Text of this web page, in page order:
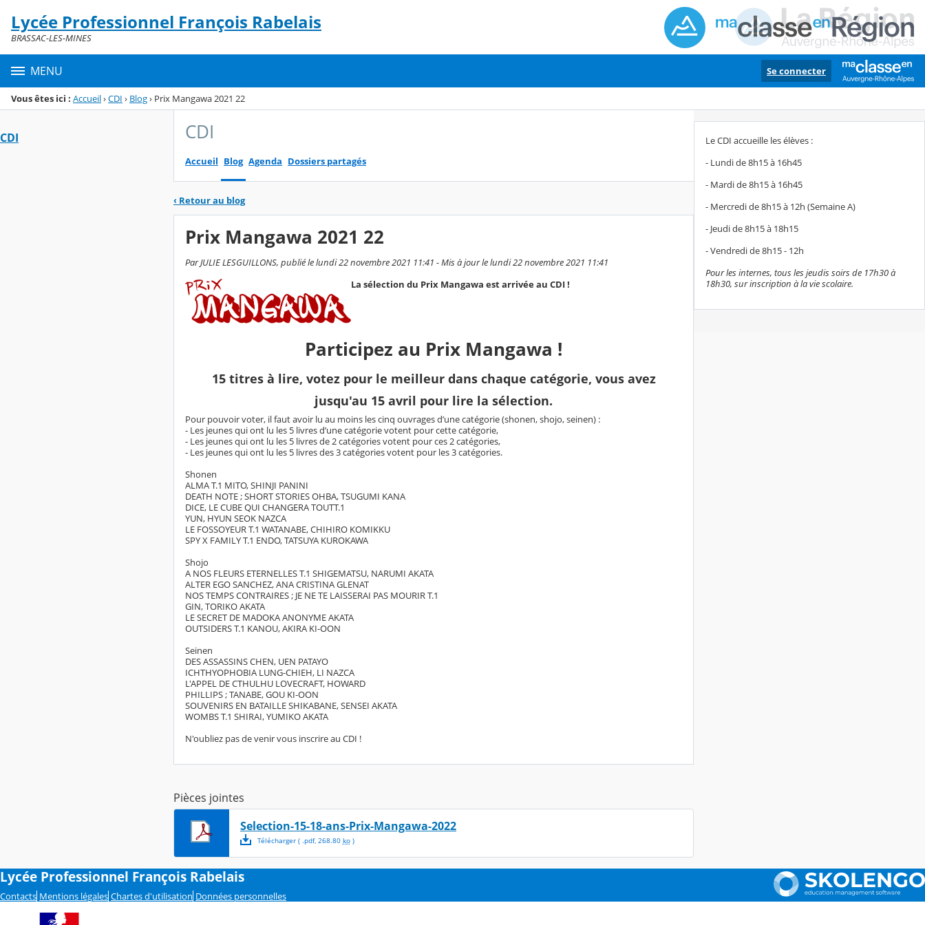
Menu de la rubrique
Contenu
Lycée Professionnel François Rabelais
BRASSAC-LES-MINES
MENU Se connecter
Vous êtes ici : Accueil›CDI › Blog› Prix Mangawa 2021 22
CDI CDI
Accueil Blog Agenda Dossiers partagés
‹ Retour au blog
Prix Mangawa 2021 22
Par JULIE LESGUILLONS, publié le lundi 22 novembre 2021 11:41 - Mis à jour le lundi 22 novembre 2021 11:41
La sélection du Prix Mangawa est arrivée au CDI !
Participez au Prix Mangawa !
15 titres à lire, votez pour le meilleur dans chaque catégorie, vous avez
jusqu'au 15 avril pour lire la sélection.
Pour pouvoir voter, il faut avoir lu au moins les cinq ouvrages d’une catégorie (shonen, shojo, seinen) :
- Les jeunes qui ont lu les 5 livres d’une catégorie votent pour cette catégorie,
- Les jeunes qui ont lu les 5 livres de 2 catégories votent pour ces 2 catégories,
- Les jeunes qui ont lu les 5 livres des 3 catégories votent pour les 3 catégories.
Shonen
ALMA T.1 MITO, SHINJI PANINI
DEATH NOTE ; SHORT STORIES OHBA, TSUGUMI KANA
DICE, LE CUBE QUI CHANGERA TOUTT.1
YUN, HYUN SEOK NAZCA
LE FOSSOYEUR T.1 WATANABE, CHIHIRO KOMIKKU
SPY X FAMILY T.1 ENDO, TATSUYA KUROKAWA
Shojo
A NOS FLEURS ETERNELLES T.1 SHIGEMATSU, NARUMI AKATA
ALTER EGO SANCHEZ, ANA CRISTINA GLENAT
NOS TEMPS CONTRAIRES ; JE NE TE LAISSERAI PAS MOURIR T.1
GIN, TORIKO AKATA
LE SECRET DE MADOKA ANONYME AKATA
OUTSIDERS T.1 KANOU, AKIRA KI-OON
Seinen
DES ASSASSINS CHEN, UEN PATAYO
ICHTHYOPHOBIA LUNG-CHIEH, LI NAZCA
L'APPEL DE CTHULHU LOVECRAFT, HOWARD
PHILLIPS ; TANABE, GOU KI-OON
SOUVENIRS EN BATAILLE SHIKABANE, SENSEI AKATA
WOMBS T.1 SHIRAI, YUMIKO AKATA
N'oubliez pas de venir vous inscrire au CDI !
Pièces jointes
Selection-15-18-ans-Prix-Mangawa-2022
Télécharger( .pdf, 268.80 ko)
Le CDI accueille les élèves :
- Lundi de 8h15 à 16h45
- Mardi de 8h15 à 16h45
- Mercredi de 8h15 à 12h (Semaine A)
- Jeudi de 8h15 à 18h15
- Vendredi de 8h15 - 12h
Pour les internes, tous les jeudis soirs de 17h30 à
18h30, sur inscription à la vie scolaire.
Lycée Professionnel François Rabelais
Contacts Mentions légales Chartes d'utilisation Données personnelles